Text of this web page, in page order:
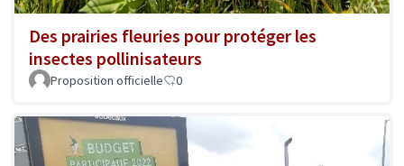
Des prairies fleuries pour protéger les
insectes pollinisateurs
Proposition officielle 0